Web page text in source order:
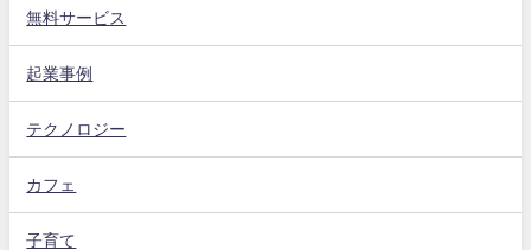
無料サービス
起業事例
テクノロジー
カフェ
子育て